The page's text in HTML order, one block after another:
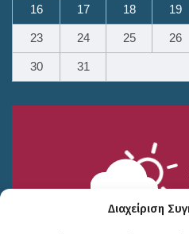
Διαχείριση
16 17 18 19
23 24 25 26
30 31